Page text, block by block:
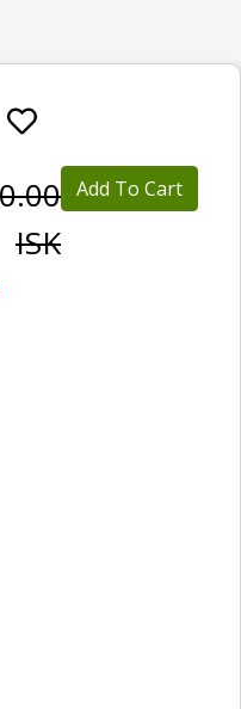
ISK
Add To Cart